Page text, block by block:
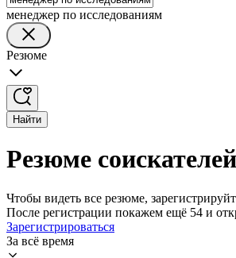
менеджер по исследованиям
Резюме
Найти
Резюме
Чтобы видеть все резюме,
После регистрации покажем ещё 54 и
Зарегистрироваться
За всё время